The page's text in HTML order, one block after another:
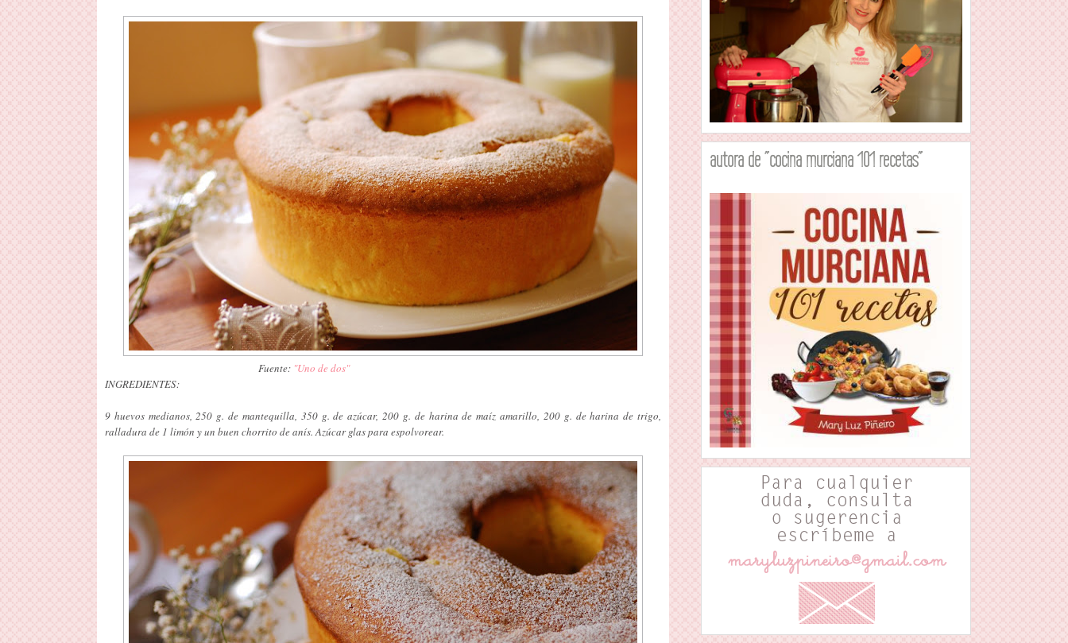
Fuente: "Uno de dos"
INGREDIENTES:
9 huevos medianos, 250 g. de mantequilla, 350 g. de azúcar, 200 g. de harina de maíz amarillo, 200 g. de harina de trigo,
ralladura de 1 limón y un buen chorrito de anís. Azúcar glas para espolvorear.
autora de "cocina murciana 101 recetas"